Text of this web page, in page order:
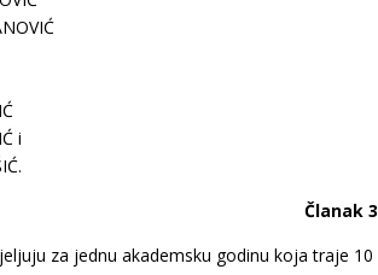
i
Članak
za jednu akademsku godinu koja traje